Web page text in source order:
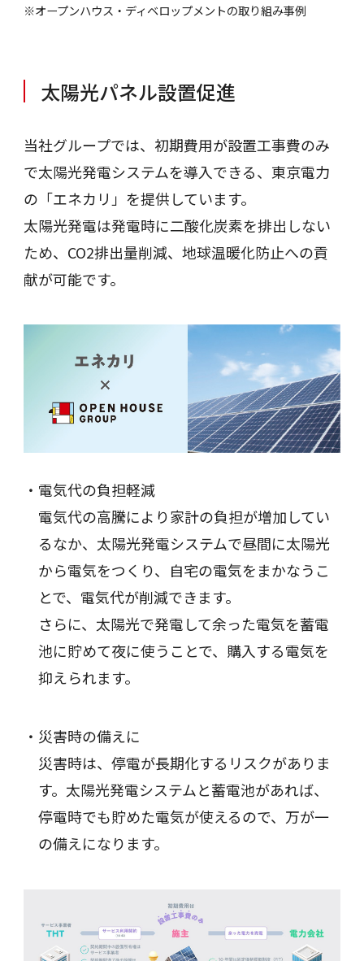
※オープンハウス・ディベロップメントの取り組み事例
太陽光パネル設置促進
当社グループでは、初期費用が設置工事費のみ
で太陽光発電システムを導入できる、東京電力
の「エネカリ」を提供しています。
太陽光発電は発電時に二酸化炭素を排出しない
ため、CO2排出量削減、地球温暖化防止への貢
献が可能です。
電気代の負担軽減
電気代の高騰により家計の負担が増加してい
るなか、太陽光発電システムで昼間に太陽光
から電気をつくり、自宅の電気をまかなうこ
とで、電気代が削減できます。
さらに、太陽光で発電して余った電気を蓄電
池に貯めて夜に使うことで、購入する電気を
抑えられます。
災害時の備えに
災害時は、停電が長期化するリスクがありま
す。太陽光発電システムと蓄電池があれば、
停電時でも貯めた電気が使えるので、万が一
の備えになります。